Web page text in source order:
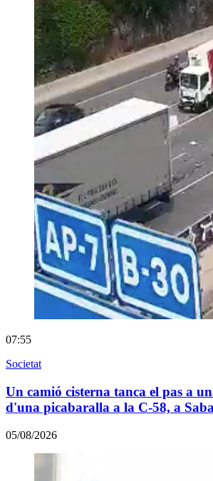
07:55
Societat
Un camió cisterna tanca el pas a
d'una picabaralla a la C-58, a
05/08/2026